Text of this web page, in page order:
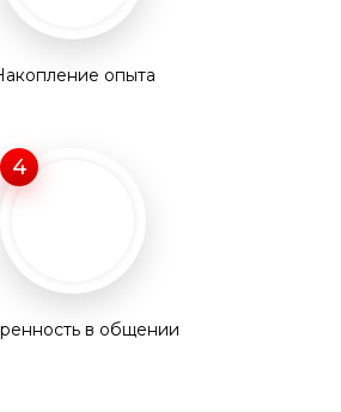
опыта
4
в общении